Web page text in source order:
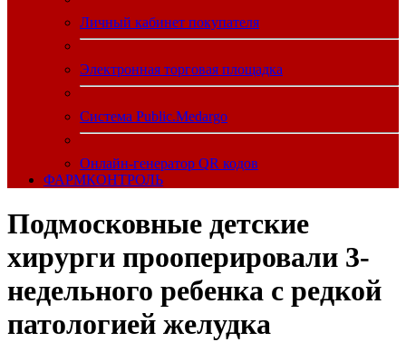
Личный кабинет покупателя
Электронная торговая площадка
Система Public.Medargo
Онлайн-генератор QR кодов
ФАРМКОНТРОЛЬ
Подмосковные детские
хирурги прооперировали 3-
недельного ребенка с редкой
патологией желудка